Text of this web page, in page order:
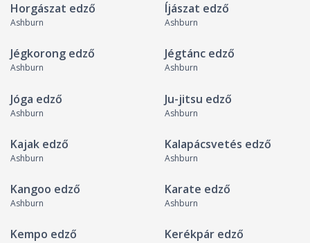
Horgászat edző
Ashburn
Íjászat edző
Ashburn
Jégkorong edző
Ashburn
Jégtánc edző
Ashburn
Jóga edző
Ashburn
Ju-jitsu edző
Ashburn
Kajak edző
Ashburn
Kalapácsvetés edző
Ashburn
Kangoo edző
Ashburn
Karate edző
Ashburn
Kempo edző Kerékpár edző